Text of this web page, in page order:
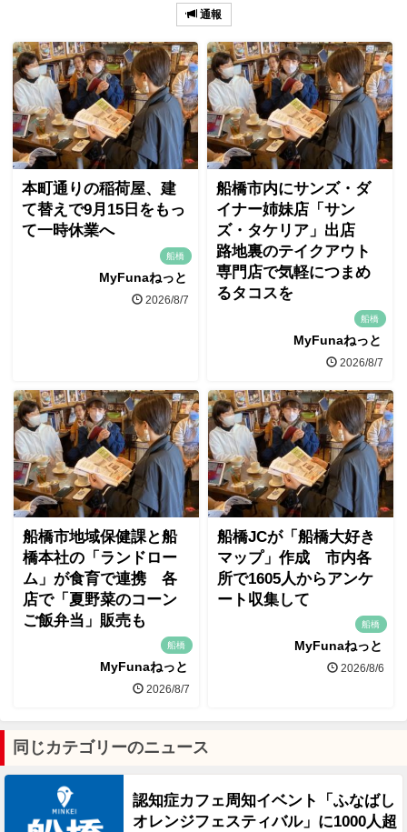
通報
本町通りの稲荷屋、建
て替えで9月15日をもっ
て一時休業へ
船橋
MyFunaねっと
2026/8/7
船橋市内にサンズ・ダ
イナー姉妹店「サン
ズ・タケリア」出店
路地裏のテイクアウト
専門店で気軽につまめ
るタコスを
船橋
MyFunaねっと
2026/8/7
船橋市地域保健課と船
橋本社の「ランドロー
ム」が食育で連携 各
店で「夏野菜のコーン
ご飯弁当」販売も
船橋
MyFunaねっと
2026/8/7
船橋JCが「船橋大好き
マップ」作成 市内各
所で1605人からアンケ
ート収集して
船橋
MyFunaねっと
2026/8/6
同じカテゴリーのニュース
認知症カフェ周知イベント「ふなばし
オレンジフェスティバル」に1000人超